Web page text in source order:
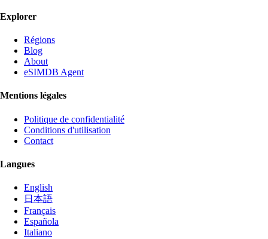
Explorer
Régions
Blog
About
eSIMDB Agent
Mentions légales
Politique de confidentialité
Conditions d'utilisation
Contact
Langues
English
日本語
Français
Española
Italiano